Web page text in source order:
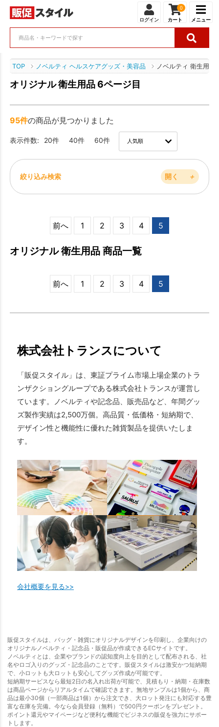
ログイン
0
カート メニュー
TOP ノベルティ ヘルスケアグッズ・美容品 ノベルティ 衛生用品
オリジナル 衛生用品 6ページ目
95件の商品が見つかりました
表示件数: 20件 40件 60件
絞り込み検索 開く ＋
前へ 1 2 3 4 5
オリジナル 衛生用品 商品一覧
前へ 1 2 3 4 5
株式会社トランスについて
「販促スタイル」は、東証プライム市場上場企業のトラ
ンザクショングループである株式会社トランスが運営し
ています。ノベルティや記念品、販売品など、年間グッ
ズ製作実績は2,500万個。高品質・低価格・短納期で、
デザイン性と機能性に優れた雑貨製品を提供いたしま
す。
会社概要を見る>>
販促スタイルは、バッグ・雑貨にオリジナルデザインを印刷し、企業向けの
オリジナルノベルティ・記念品・販促品が作成できるECサイトです。
ノベルティとは、企業やブランドの認知度向上を目的として配布される、社
名やロゴ入りのグッズ・記念品のことです。販促スタイルは激安かつ短納期
で、小ロットも大ロットも安心してグッズ作成が可能です。
短納期サービスなら最短2日の名入れ出荷が可能で、見積もり・納期・在庫数
は商品ページからリアルタイムで確認できます。無地サンプルは1個から、商
品は最小30個（一部商品は1個）から注文でき、大ロット発注にも対応する豊
富な在庫を完備。今なら会員登録（無料）で500円クーポンをプレゼント。
ポイント還元やマイページなど便利な機能でビジネスの販促を強力にサポー
トします。